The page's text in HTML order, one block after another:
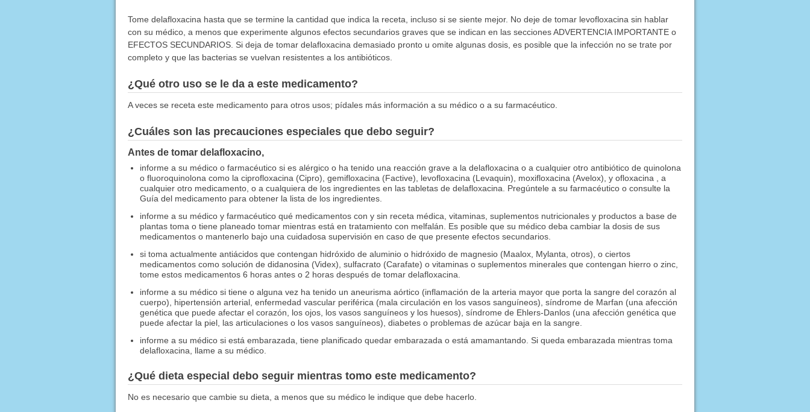
Tome delafloxacina hasta que se termine la cantidad que indica la receta, incluso si se siente mejor. No deje de tomar levofloxacina sin hablar
con su médico, a menos que experimente algunos efectos secundarios graves que se indican en las secciones ADVERTENCIA IMPORTANTE o
EFECTOS SECUNDARIOS. Si deja de tomar delafloxacina demasiado pronto u omite algunas dosis, es posible que la infección no se trate por
completo y que las bacterias se vuelvan resistentes a los antibióticos.
¿Qué otro uso se le da a este medicamento?
A veces se receta este medicamento para otros usos; pídales más información a su médico o a su farmacéutico.
¿Cuáles son las precauciones especiales que debo seguir?
Antes de tomar delafloxacino,
informe a su médico o farmacéutico si es alérgico o ha tenido una reacción grave a la delafloxacina o a cualquier otro antibiótico de quinolona
o fluoroquinolona como la ciprofloxacina (Cipro), gemifloxacina (Factive), levofloxacina (Levaquin), moxifloxacina (Avelox), y ofloxacina , a
cualquier otro medicamento, o a cualquiera de los ingredientes en las tabletas de delafloxacina. Pregúntele a su farmacéutico o consulte la
Guía del medicamento para obtener la lista de los ingredientes.
informe a su médico y farmacéutico qué medicamentos con y sin receta médica, vitaminas, suplementos nutricionales y productos a base de
plantas toma o tiene planeado tomar mientras está en tratamiento con melfalán. Es posible que su médico deba cambiar la dosis de sus
medicamentos o mantenerlo bajo una cuidadosa supervisión en caso de que presente efectos secundarios.
si toma actualmente antiácidos que contengan hidróxido de aluminio o hidróxido de magnesio (Maalox, Mylanta, otros), o ciertos
medicamentos como solución de didanosina (Videx), sulfacrato (Carafate) o vitaminas o suplementos minerales que contengan hierro o zinc,
tome estos medicamentos 6 horas antes o 2 horas después de tomar delafloxacina.
informe a su médico si tiene o alguna vez ha tenido un aneurisma aórtico (inflamación de la arteria mayor que porta la sangre del corazón al
cuerpo), hipertensión arterial, enfermedad vascular periférica (mala circulación en los vasos sanguíneos), síndrome de Marfan (una afección
genética que puede afectar el corazón, los ojos, los vasos sanguíneos y los huesos), síndrome de Ehlers-Danlos (una afección genética que
puede afectar la piel, las articulaciones o los vasos sanguíneos), diabetes o problemas de azúcar baja en la sangre.
informe a su médico si está embarazada, tiene planificado quedar embarazada o está amamantando. Si queda embarazada mientras toma
delafloxacina, llame a su médico.
¿Qué dieta especial debo seguir mientras tomo este medicamento?
No es necesario que cambie su dieta, a menos que su médico le indique que debe hacerlo.